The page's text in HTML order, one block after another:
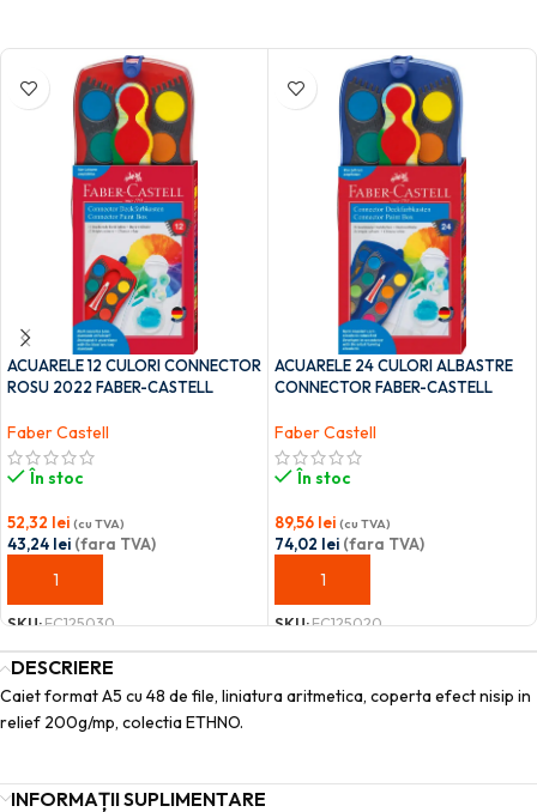
ACUARELE 12 CULORI CONNECTOR
ROSU 2022 FABER-CASTELL
Faber Castell
În stoc
52,32 lei (cu TVA)
43,24 lei (fara TVA)
ADAUGĂ ÎN COȘ
SKU:FC125030
ACUARELE 24 CULORI ALBASTRE
CONNECTOR FABER-CASTELL
Faber Castell
În stoc
89,56 lei (cu TVA)
74,02 lei (fara TVA)
ADAUGĂ ÎN COȘ
SKU:FC125020
DESCRIERE
Caiet format A5 cu 48 de file, liniatura aritmetica, coperta efect nisip in
relief 200g/mp, colectia ETHNO.
INFORMAȚII SUPLIMENTARE